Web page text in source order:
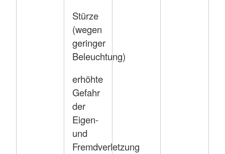
Stürze
(wegen
geringer
Beleuchtung)
erhöhte
Gefahr
der
Eigen-
und
Fremdverletzung